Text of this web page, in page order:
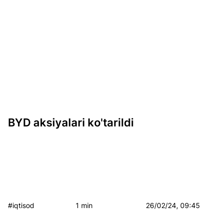
BYD aksiyalari ko'tarildi
#iqtisod 1 min 26/02/24, 09:45